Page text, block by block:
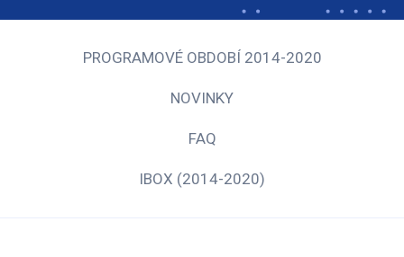
PROGRAMOVÉ OBDOBÍ 2014-2020
NOVINKY
FAQ
IBOX (2014-2020)